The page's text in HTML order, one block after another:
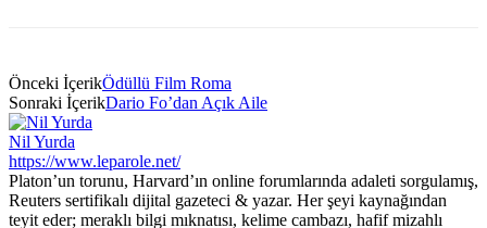
Önceki İçerikÖdüllü Film Roma
Sonraki İçerikDario Fo’dan Açık Aile
Nil Yurda
https://www.leparole.net/
Platon’un torunu, Harvard’ın online forumlarında adaleti sorgulamış,
Reuters sertifikalı dijital gazeteci & yazar. Her şeyi kaynağından
teyit eder; meraklı bilgi mıknatısı, kelime cambazı, hafif mizahlı